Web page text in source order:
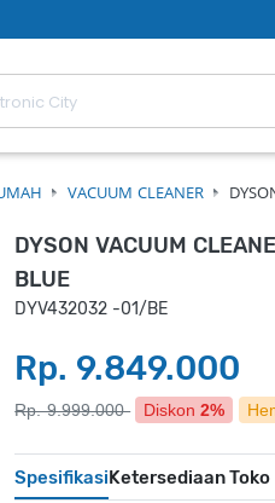
VACUUM CLEANER
DYSON VACUUM
BLUE
DYV432032 -01/BE
Rp. 9.849.000
Rp. 9.999.000 Diskon 2%
SpesifikasiKetersediaan Toko